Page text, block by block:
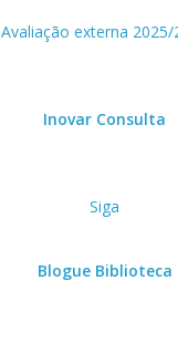
Avaliação externa 2025/
Inovar Consulta
Siga
Blogue Biblioteca